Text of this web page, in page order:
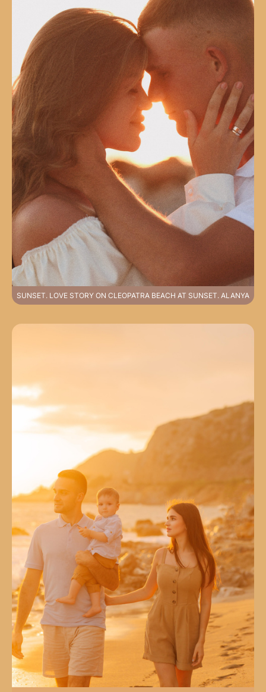
SUNSET. LOVE STORY ON CLEOPATRA BEACH AT SUNSET. ALANYA